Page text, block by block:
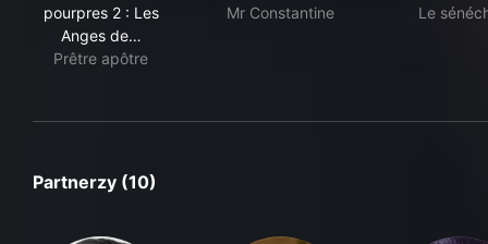
pourpres 2 : Les
Anges de…
Prêtre apôtre
Mr Constantine
Le
Partnerzy (10)